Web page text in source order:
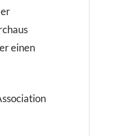
einen